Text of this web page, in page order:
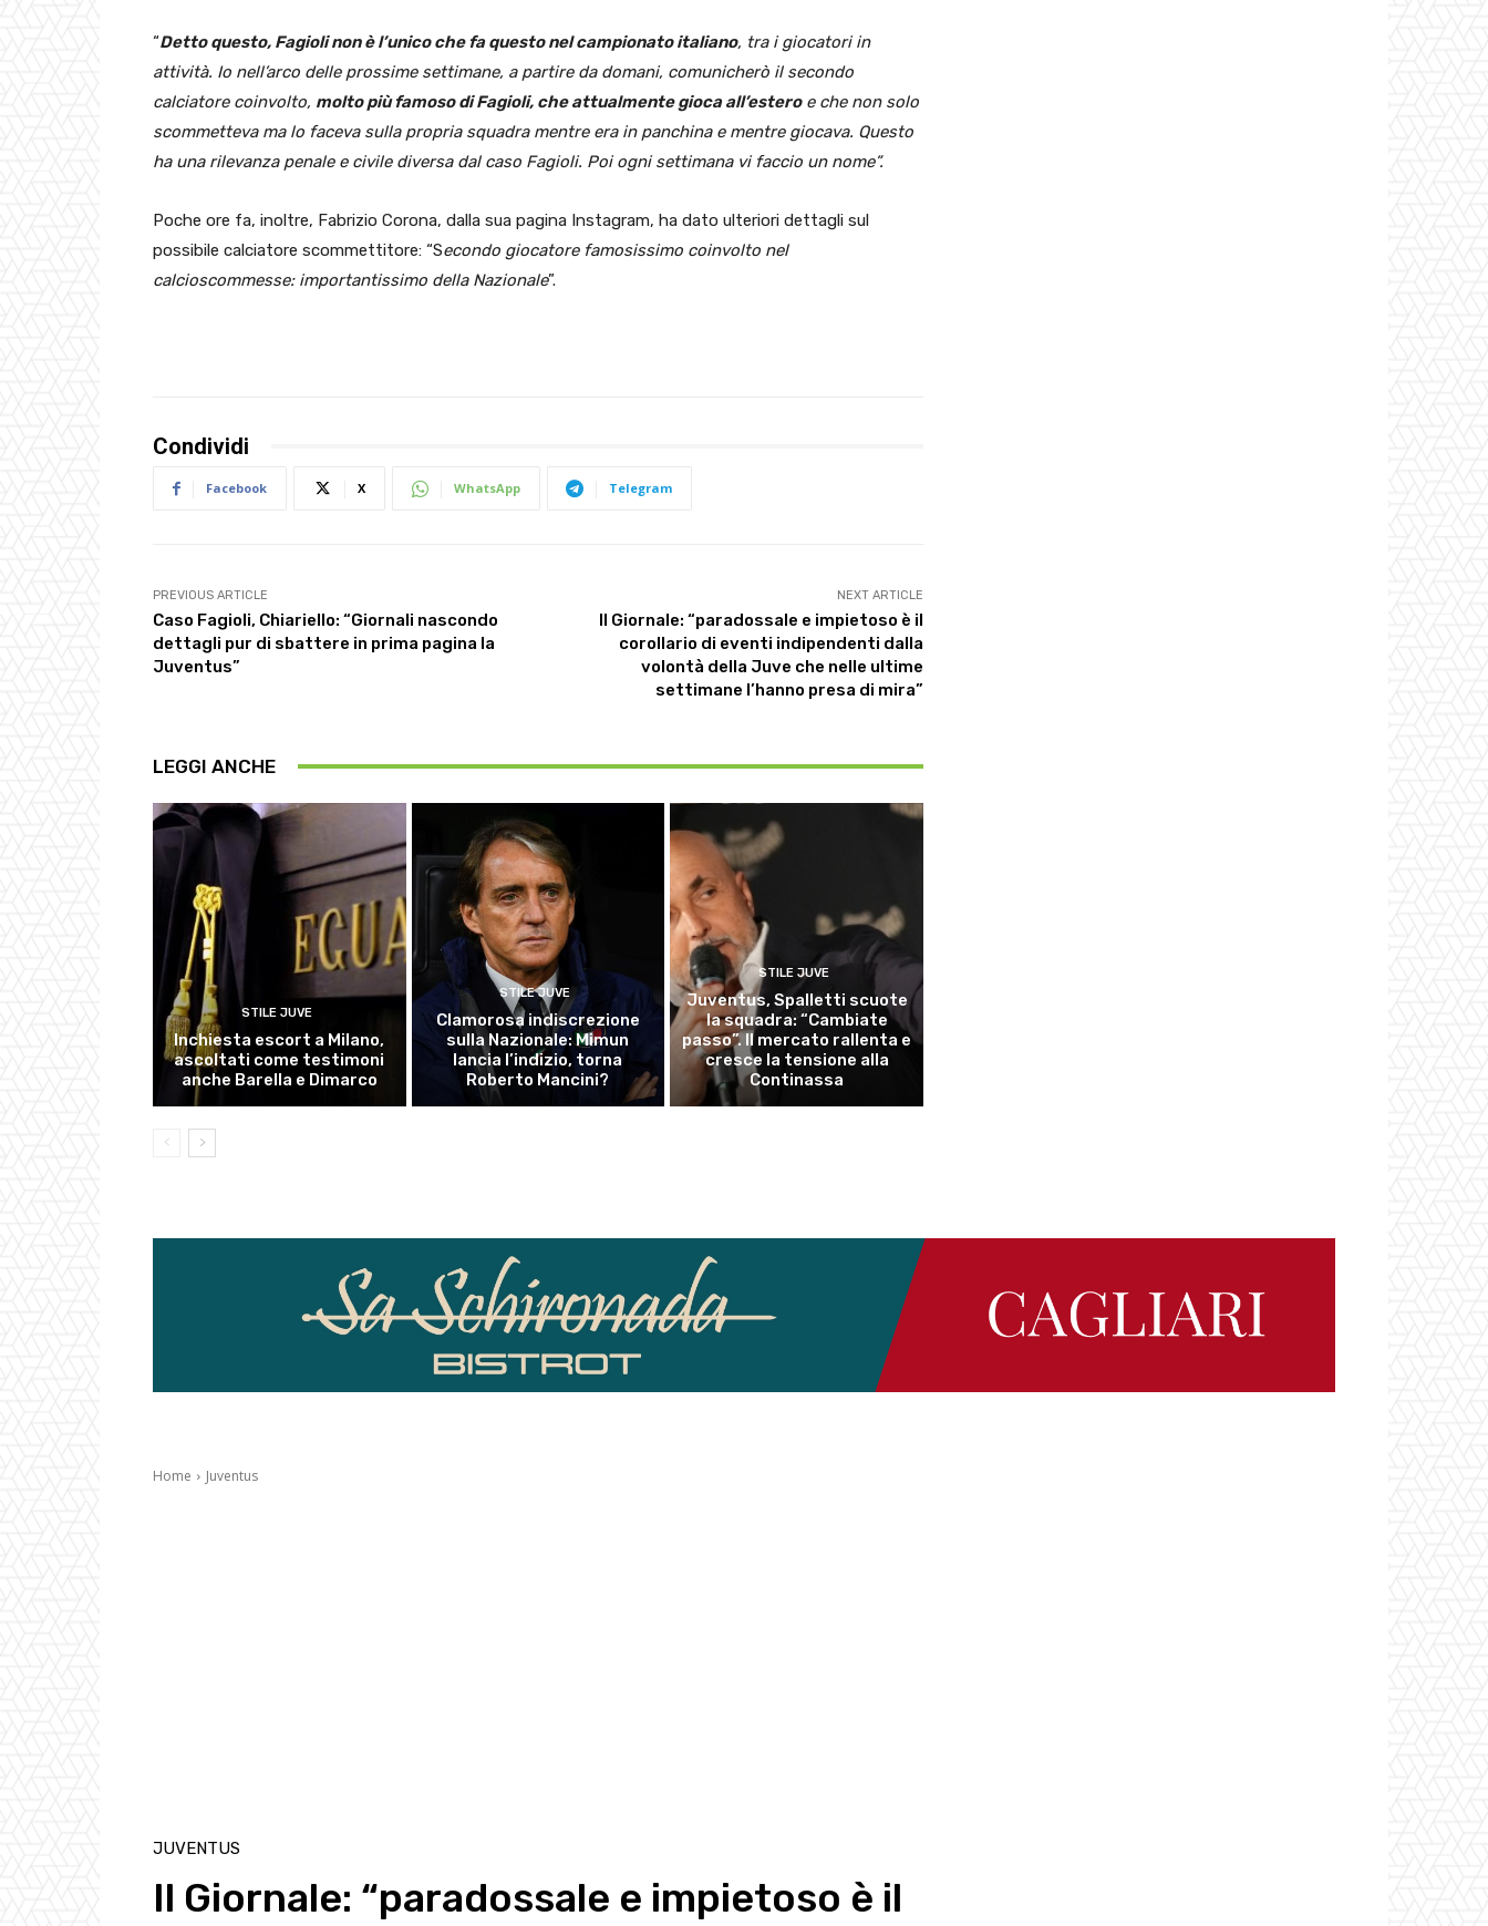
“Detto questo, Fagioli non è l’unico che fa questo nel campionato italiano, tra i giocatori in
attività. Io nell’arco delle prossime settimane, a partire da domani, comunicherò il secondo
calciatore coinvolto, molto più famoso di Fagioli, che attualmente gioca all’esteroe che non solo
scommetteva ma lo faceva sulla propria squadra mentre era in panchina e mentre giocava. Questo
ha una rilevanza penale e civile diversa dal caso Fagioli. Poi ogni settimana vi faccio un nome”.
Poche ore fa, inoltre, Fabrizio Corona, dalla sua pagina Instagram, ha dato ulteriori dettagli sul
possibile calciatore scommettitore: “Secondo giocatore famosissimo coinvolto nel
calcioscommesse: importantissimo della Nazionale”.
Condividi
Facebook X WhatsApp Telegram
PREVIOUS ARTICLE
Caso Fagioli, Chiariello: “Giornali nascondo
dettagli pur di sbattere in prima pagina la
Juventus”
NEXT ARTICLE
Il Giornale: “paradossale e impietoso è il
corollario di eventi indipendenti dalla
volontà della Juve che nelle ultime
settimane l’hanno presa di mira”
LEGGI ANCHE
STILE JUVE
Inchiesta escort a Milano,
ascoltati come testimoni
anche Barella e Dimarco
STILE JUVE
Clamorosa indiscrezione
sulla Nazionale: Mimun
lancia l’indizio, torna
Roberto Mancini?
STILE JUVE
Juventus, Spalletti scuote
la squadra: “Cambiate
passo”. Il mercato rallenta e
cresce la tensione alla
Continassa